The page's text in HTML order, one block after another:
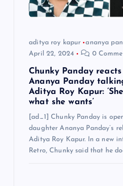
aditya roy kapur
ananya
April 22, 2024
0
Chunky Panday
Ananya Panday
Aditya Roy Kapur:
what she wants’
[ad_1] Chunky Panday is
daughter Ananya Panday’s
Aditya Roy Kapur. In a new
Retro, Chunky said that he